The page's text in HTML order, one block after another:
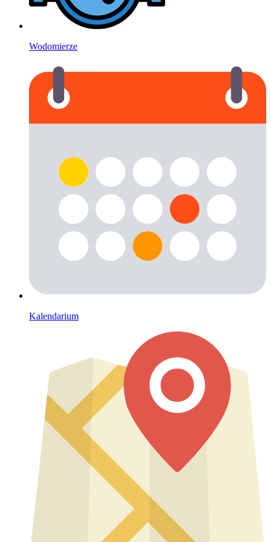
Wodomierze
Kalendarium